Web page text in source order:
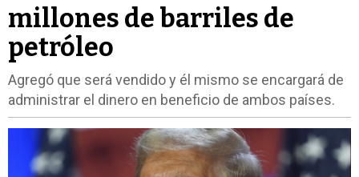
millones de barriles de
petróleo
Agregó que será vendido y él mismo se encargará de
administrar el dinero en beneficio de ambos países.